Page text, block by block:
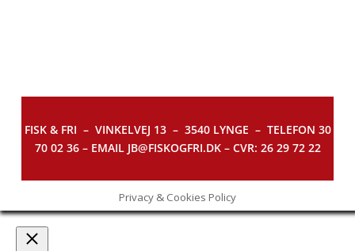
FISK & FRI – VINKELVEJ 13 – 3540 LYNGE – TELEFON 30
70 02 36 – EMAIL JB@FISKOGFRI.DK – CVR: 26 29 72 22
Privacy & Cookies Policy